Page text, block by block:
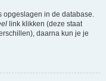
opgeslagen in de database.
link klikken (deze staat
daarna kun je je